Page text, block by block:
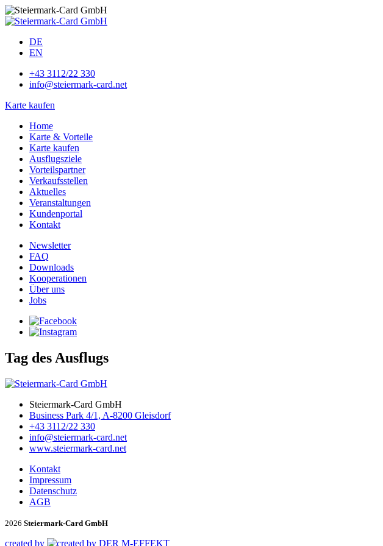
DE
EN
+43 3112/22 330
info@steiermark-card.net
Karte kaufen
Home
Karte & Vorteile
Karte kaufen
Ausflugsziele
Vorteilspartner
Verkaufsstellen
Aktuelles
Veranstaltungen
Kundenportal
Kontakt
Newsletter
FAQ
Downloads
Kooperationen
Über uns
Jobs
Tag des Ausflugs
Steiermark-Card GmbH
Business Park 4/1, A-8200 Gleisdorf
+43 3112/22 330
info@steiermark-card.net
www.steiermark-card.net
Kontakt
Impressum
Datenschutz
AGB
2026 Steiermark-Card GmbH
created by